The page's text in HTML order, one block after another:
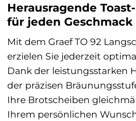
Herausragende
für jeden Geschmack
Mit dem Graef TO 92
erzielen Sie jederzeit
Dank der leistungsstarken
der präzisen
Ihre Brotscheiben
Ihrem persönlichen